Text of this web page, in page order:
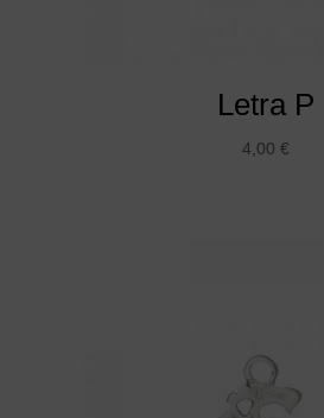
Letra P
4,00 €